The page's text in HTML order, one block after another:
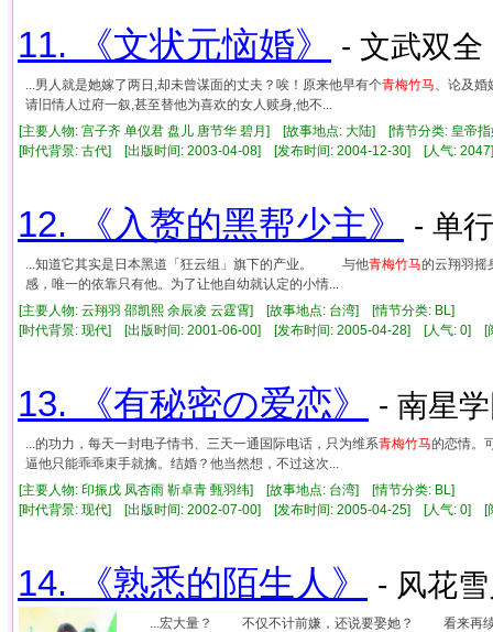
11. 《文状元恼婚》 - 文武双
...男人就是她嫁了两日,却未曾谋面的丈夫？唉！原来他早有个青梅竹马 、论及
请旧情人过府一叙,甚至替他为喜欢的女人赎身,他不...
[主要人物: 宫子齐 单仪君 盘儿 唐节华 碧月] [故事地点: 大陆] [情节分类: 皇帝
[时代背景: 古代] [出版时间: 2003-04-08] [发布时间: 2004-12-30] [人气:
12. 《入赘的黑帮少主》 - 单
...知道它其实是日本黑道「狂云组」旗下的产业。 与他青梅竹马的云翔羽摇
感，唯一的依靠只有他。为了让他自幼就认定的小情...
[主要人物: 云翔羽 邵凯熙 余辰凌 云霆霄] [故事地点: 台湾] [情节分类: BL]
[时代背景: 现代] [出版时间: 2001-06-00] [发布时间: 2005-04-28] [人气: 0] [
13. 《有秘密の爱恋》 - 南星
...的功力，每天一封电子情书、三天一通国际电话，只为维系青梅竹马的恋情。
逼他只能乖乖束手就擒。结婚？他当然想，不过这次...
[主要人物: 印振戊 凤杏雨 靳卓青 甄羽纬] [故事地点: 台湾] [情节分类: BL]
[时代背景: 现代] [出版时间: 2002-07-00] [发布时间: 2005-04-25] [人气: 0] [
14. 《熟悉的陌生人》 - 风花
...宏大量？ 不仅不计前嫌，还说要娶她？ 看来再